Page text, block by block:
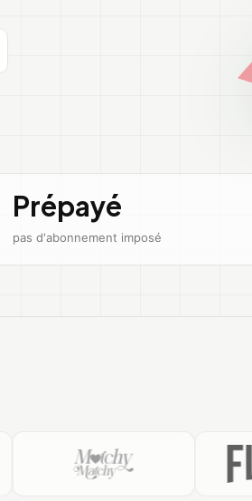
Prépayé
pas d'abonnement imposé
Matchy Matchy